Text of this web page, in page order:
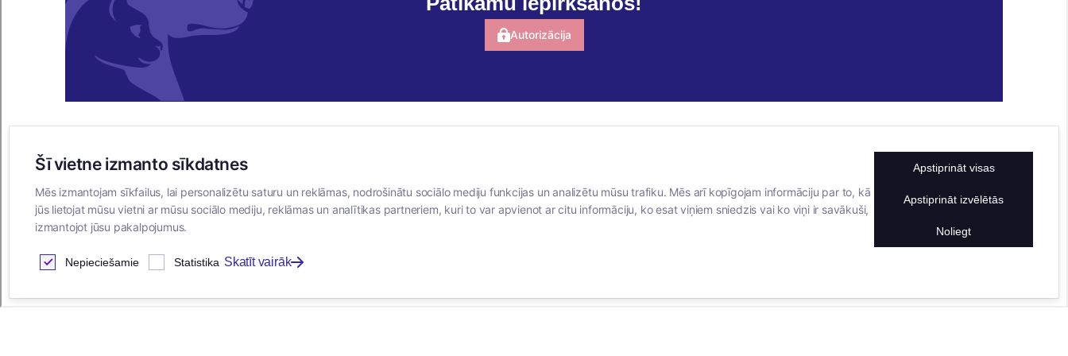
Autorizācija
E-VEIKALS
Iegādes noteikumi
Privātuma politika
Sīkdatņu noteikumi
Par mums
Vakances
facebook
linkedIn
KONTAKTINFORMĀCIJA
TĀLRUNIS
+371 25911816
info@bertasnams.lv
Šī vietne izmanto sīkdatnes
Mēs izmantojam sīkfailus, lai personalizētu saturu un reklāmas, nodrošinātu sociālo mediju funkcijas un analizētu mūsu trafiku. Mēs arī kopīgojam informāciju par to, kā
jūs lietojat mūsu vietni ar mūsu sociālo mediju, reklāmas un analītikas partneriem, kuri to var apvienot ar citu informāciju, ko esat viņiem sniedzis vai ko viņi ir savākuši,
izmantojot jūsu pakalpojumus.
Nepieciešamie Statistika Skatīt vairāk
Apstiprināt visas
Apstiprināt izvēlētās
Noliegt